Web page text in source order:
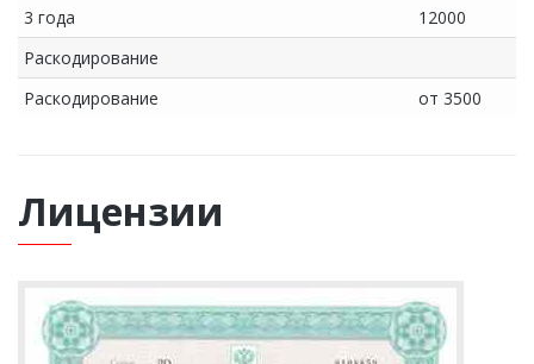
3 года
12000
Раскодирование
Раскодирование
от 3500
Лицензии